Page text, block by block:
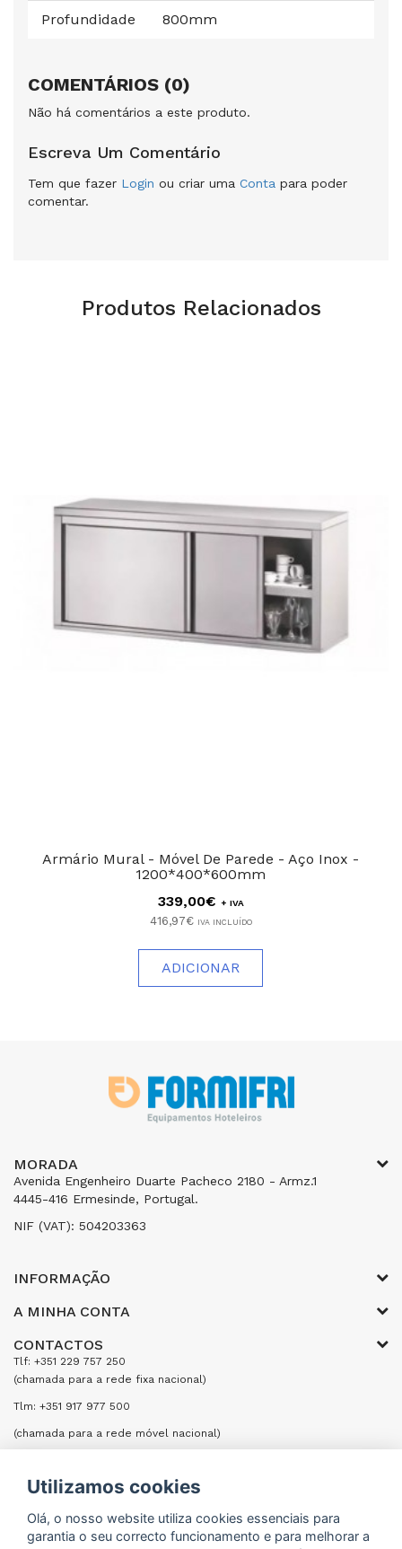
Profundidade 800mm
COMENTÁRIOS (0)
Não há comentários a este produto.
Escreva Um Comentário
Tem que fazer Login ou criar uma Conta para poder
comentar.
Produtos Relacionados
Armário Mural - Móvel De Parede - Aço Inox -
1200*400*600mm
339,00€ + IVA
416,97€ IVA INCLUÍDO
ADICIONAR
MORADA
Avenida Engenheiro Duarte Pacheco 2180 - Armz.1
4445-416 Ermesinde, Portugal.
NIF (VAT): 504203363
INFORMAÇÃO
A MINHA CONTA
CONTACTOS
Tlf: +351 229 757 250
(chamada para a rede fixa nacional)
Tlm: +351 917 977 500
(chamada para a rede móvel nacional)
ENVIAR UMA MENSAGEM
Utilizamos cookies
Olá, o nosso website utiliza cookies essenciais para
garantia o seu correcto funcionamento e para melhorar a